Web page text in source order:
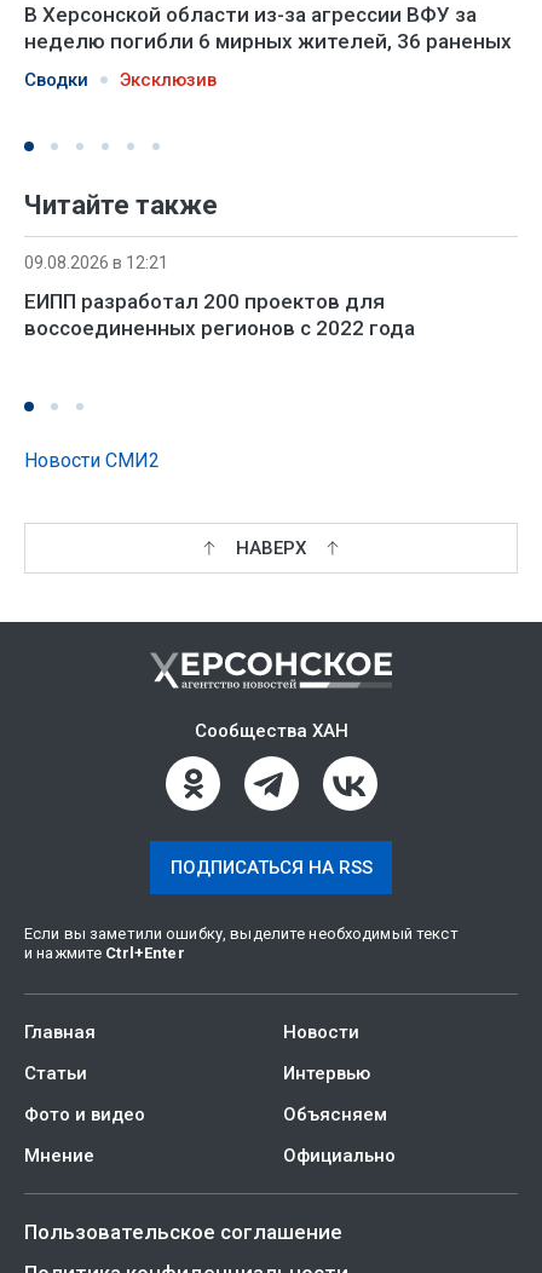
В Херсонской области из-за агрессии ВФУ за
неделю погибли 6 мирных жителей, 36 раненых
Сводки Эксклюзив
Читайте также
09.08.2026 в 12:21
ЕИПП разработал 200 проектов для
воссоединенных регионов с 2022 года
Новости СМИ2
НАВЕРХ
Сообщества ХАН
ПОДПИСАТЬСЯ НА RSS
Если вы заметили ошибку, выделите необходимый текст
и нажмите Ctrl +Enter
Главная
Новости
Статьи
Интервью
Фото и видео
Объясняем
Мнение
Официально
Пользовательское соглашение